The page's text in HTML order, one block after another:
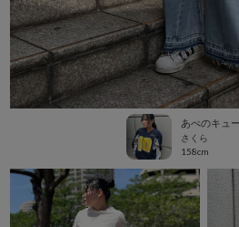
さくら
158cm